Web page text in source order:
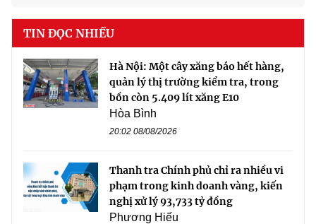
TIN ĐỌC NHIỀU
Hà Nội: Một cây xăng báo hết hàng,
quản lý thị trường kiểm tra, trong
bồn còn 5.409 lít xăng E10
Hòa Bình
20:02 08/08/2026
Thanh tra Chính phủ chỉ ra nhiều vi
phạm trong kinh doanh vàng, kiến
nghị xử lý 93,733 tỷ đồng
Phương Hiếu